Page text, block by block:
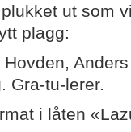
ut som
plagg:
Gra-tu-lerer.
i låten